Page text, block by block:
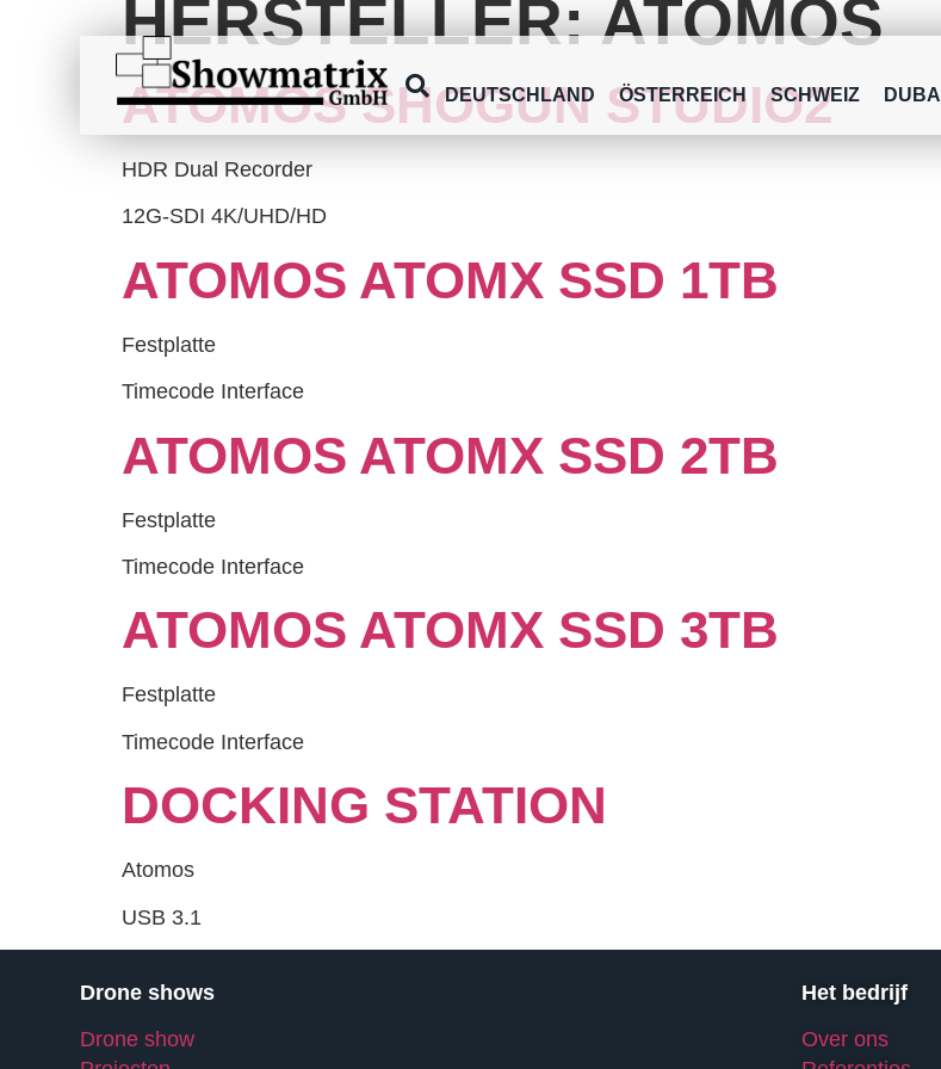
DEUTSCHLAND ÖSTERREICH SCHWEIZ DUBAI
HERSTELLER:ATOMOS
ATOMOS SHOGUN STUDIO2
HDR Dual Recorder
12G-SDI 4K/UHD/HD
ATOMOS ATOMX SSD 1TB
Festplatte
Timecode Interface
ATOMOS ATOMX SSD 2TB
Festplatte
Timecode Interface
ATOMOS ATOMX SSD 3TB
Festplatte
Timecode Interface
DOCKING STATION
Atomos
USB 3.1
Drone shows
Drone show
Het bedrijf
Over ons